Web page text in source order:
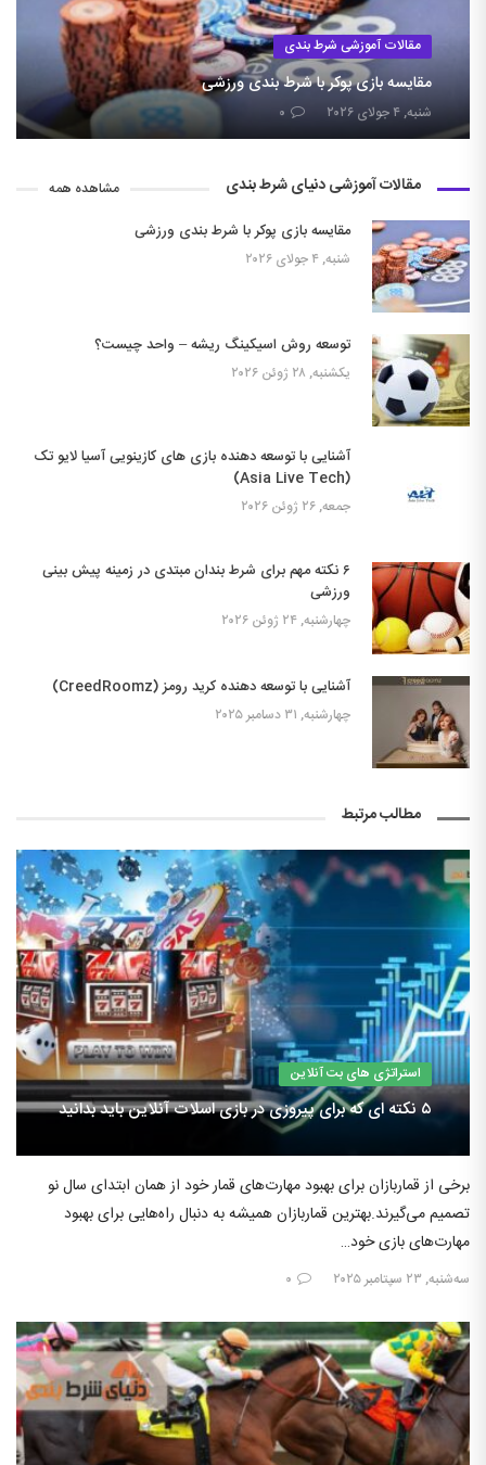
مقالات آموزشی شرط بندی
مقایسه بازی پوکر با شرط بندی ورزشی
شنبه, ۴ جولای ۲۰۲۶ ۰
مقالات آموزشی دنیای شرط بندی مشاهده همه
مقایسه بازی پوکر با شرط بندی ورزشی
شنبه, ۴ جولای ۲۰۲۶
توسعه روش اسیکینگ ریشه – واحد چیست؟
یکشنبه, ۲۸ ژوئن ۲۰۲۶
آشنایی با توسعه دهنده بازی های کازینویی آسیا لایو تک
(Asia Live Tech)
جمعه, ۲۶ ژوئن ۲۰۲۶
۶ نکته مهم برای شرط بندان مبتدی در زمینه پیش بینی
ورزشی
چهارشنبه, ۲۴ ژوئن ۲۰۲۶
آشنایی با توسعه دهنده کرید رومز (CreedRoomz)
چهارشنبه, ۳۱ دسامبر ۲۰۲۵
مطالب مرتبط
استراتژی های بت آنلاین
۵ نکته ای که برای پیروزی در بازی اسلات آنلاین باید بدانید
برخی از قماربازان برای بهبود مهارت‌های قمار خود از همان ابتدای سال نو
تصمیم می‌گیرند.بهترین قماربازان همیشه به دنبال راه‌هایی برای بهبود
مهارت‌های بازی خود…
سه‌شنبه, ۲۳ سپتامبر ۲۰۲۵ ۰